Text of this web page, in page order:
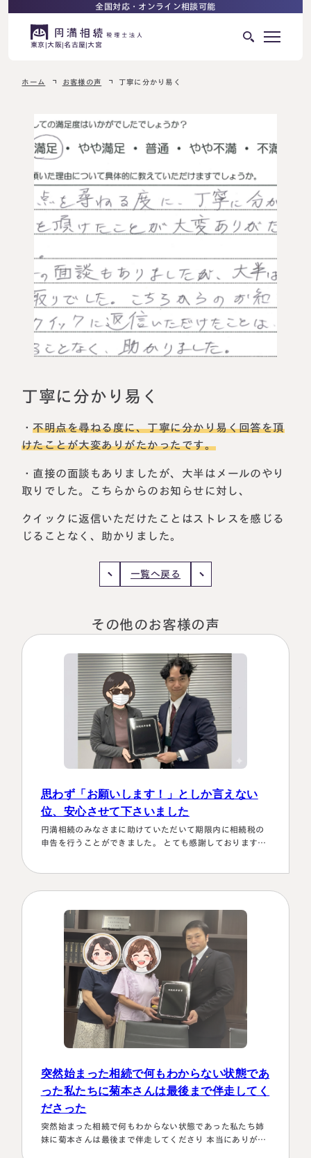
全国対応・オンライン相談可能
東京 大阪 名古屋 大宮
相続ロードマップ
はじめての方へ
ご相談の流れ
よくある質問
相続を学ぶ
サービス紹介
相続税申告について
ご相談の流れ
料金表
相続に備えたい方へ
生前対策相談について
料金表
選ばれる理由
よくある質問
お客様の声
税理士紹介
東京事務所
〒107-0062
東京都港区南青山一丁目2番6号
ラティス青山スクエア2階
Access
大阪府大阪市北区角田町8番47号
阪急グランドビル20階
Access
名古屋事務所
450-0002
大宮事務所
〒330-0854
相続コラム
円満相続ちゃんねる
円満相続塾（受講生募集中）
ホーム お客様の声 丁寧に分かり易く
丁寧に分かり易く
・不明点を尋ねる度に、丁寧に分かり易く回答を頂
けたことが大変ありがたかったです。
・直接の面談もありましたが、大半はメールのやり
取りでした。こちらからのお知らせに対し、
クイックに返信いただけたことはストレスを感じる
じることなく、助かりました。
一覧へ戻る
その他のお客様の声
思わず「お願いします！」としか言えない
位、安心させて下さいました
円満相続のみなさまに助けていただいて期限内に相続税の
申告を行うことができました。 とても感謝しております。
い！！と、私も思わず「お願いします！」としか言えない
突然始まった相続で何もわからない状態であ
った私たちに菊本さんは最後まで伴走してく
ださった
突然始まった相続で何もわからない状態であった私たち姉
妹に菊本さんは最後まで伴走してくださり 本当にありがた